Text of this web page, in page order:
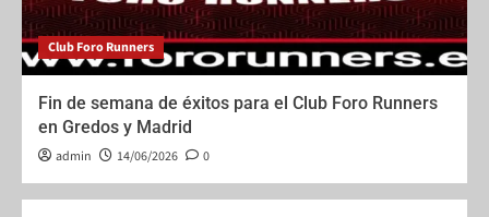
Club Foro Runners
Fin de semana de éxitos para el Club Foro Runners
en Gredos y Madrid
admin 14/06/2026 0